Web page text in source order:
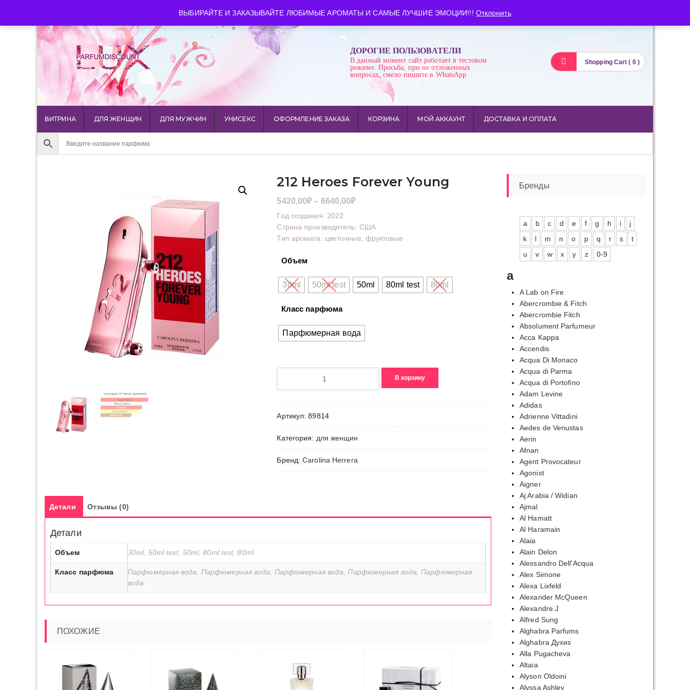
ВЫБИРАЙТЕ И ЗАКАЗЫВАЙТЕ ЛЮБИМЫЕ АРОМАТЫ И САМЫЕ ЛУЧШИЕ ЭМОЦИИ!!! Отклонить
+7 903 544 11 18 г. Москва Время работы: пн-сб 10:00-21:00
ДОРОГИЕ ПОЛЬЗОВАТЕЛИ
В данный момент сайт работает в тестовом
режиме. Просьба, при не отложенных
вопросах, смело пишите в WhatsApp
Shopping Cart ( 0 )
ВИТРИНА ДЛЯ ЖЕНЩИН ДЛЯ МУЖЧИН УНИСЕКС ОФОРМЛЕНИЕ ЗАКАЗА КОРЗИНА МОЙ АККАУНТ ДОСТАВКА И ОПЛАТА
212 Heroes Forever Young
5420,00₽ – 6640,00₽Диапазон
5420,00₽
–
Год создания: 2022
Страна производитель: США
Тип аромата: цветочные, фруктовые
Объем
30ml 50ml test 50ml 80ml test 80ml
Класс парфюма
Парфюмерная вода
Heroes
Forever
Young
В корзину
Артикул:89814
Категория: для женщин
Бренд:Carolina Herrera
Детали Отзывы (0)
Детали
Объем 30ml, 50ml test, 50ml, 80ml test, 80ml
Класс парфюма
Парфюмерная вода, Парфюмерная вода, Парфюмерная вода, Парфюмерная вода, Парфюмерная
вода
ПОХОЖИЕ
Бренды
a b c d e f g h i
j
k
l m n o p q r s
t
u
v w x y z 0-9
a
A Lab on Fire
Abercrombie & Fitch
Abercrombie Fitch
Absolument Parfumeur
Acca Kappa
Accendis
Acqua Di Monaco
Acqua di Parma
Acqua di Portofino
Adam Levine
Adidas
Adrienne Vittadini
Aedes de Venustas
Aerin
Afnan
Agent Provocateur
Agonist
Aigner
Aj Arabia / Widian
Ajmal
Al Hamatt
Al Haramain
Alaia
Alain Delon
Alessandro Dell'Acqua
Alex Simone
Alexa Lixfeld
Alexander McQueen
Alexandre.J
Alfred Sung
Alghabra Parfums
Alghabra Духиs
Alla Pugacheva
Altaia
Alyson Oldoini
Alyssa Ashley